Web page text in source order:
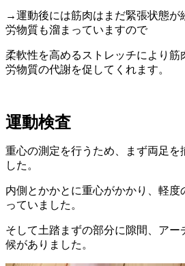
→運動後には筋肉はまだ緊張状態が
労物質も溜まっていますので
柔軟性を高めるストレッチにより筋
労物質の代謝を促してくれます。
運動検査
重心の測定を行うため、まず両足を
した。
内側とかかとに重心がかかり、軽度
っていました。
そして土踏まずの部分に隙間、アー
候がありました。